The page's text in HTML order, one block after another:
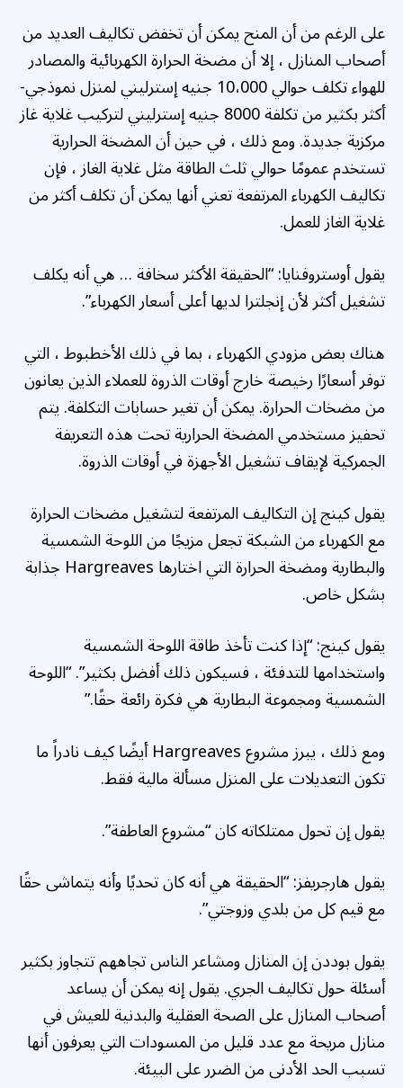
على الرغم من أن المنح يمكن أن تخفض تكاليف العديد من
أصحاب المنازل ، إلا أن مضخة الحرارة الكهربائية والمصادر
للهواء تكلف حوالي 10،000 جنيه إسترليني لمنزل نموذجي-
أكثر بكثير من تكلفة 8000 جنيه إسترليني لتركيب غلاية غاز
مركزية جديدة. ومع ذلك ، في حين أن المضخة الحرارية
تستخدم عمومًا حوالي ثلث الطاقة مثل غلاية الغاز ، فإن
تكاليف الكهرباء المرتفعة تعني أنها يمكن أن تكلف أكثر من
غلاية الغاز للعمل.
يقول أوستروفنايا: “الحقيقة الأكثر سخافة … هي أنه يكلف
تشغيل أكثر لأن إنجلترا لديها أعلى أسعار الكهرباء”.
هناك بعض مزودي الكهرباء ، بما في ذلك الأخطبوط ، التي
توفر أسعارًا رخيصة خارج أوقات الذروة للعملاء الذين يعانون
من مضخات الحرارة. يمكن أن تغير حسابات التكلفة. يتم
تحفيز مستخدمي المضخة الحرارية تحت هذه التعريفة
الجمركية لإيقاف تشغيل الأجهزة في أوقات الذروة.
يقول كينج إن التكاليف المرتفعة لتشغيل مضخات الحرارة
مع الكهرباء من الشبكة تجعل مزيجًا من اللوحة الشمسية
والبطارية ومضخة الحرارة التي اختارها Hargreaves جذابة
بشكل خاص.
يقول كينج: “إذا كنت تأخذ طاقة اللوحة الشمسية
واستخدامها للتدفئة ، فسيكون ذلك أفضل بكثير”. “اللوحة
الشمسية ومجموعة البطارية هي فكرة رائعة حقًا.”
ومع ذلك ، يبرز مشروع Hargreaves أيضًا كيف نادراً ما
تكون التعديلات على المنزل مسألة مالية فقط.
يقول إن تحول ممتلكاته كان “مشروع العاطفة”.
يقول هارجريفز: “الحقيقة هي أنه كان تحديًا وأنه يتماشى حقًا
مع قيم كل من بلدي وزوجتي”.
يقول بوددن إن المنازل ومشاعر الناس تجاههم تتجاوز بكثير
أسئلة حول تكاليف الجري. يقول إنه يمكن أن يساعد
أصحاب المنازل على الصحة العقلية والبدنية للعيش في
منازل مريحة مع عدد قليل من المسودات التي يعرفون أنها
تسبب الحد الأدنى من الضرر على البيئة.